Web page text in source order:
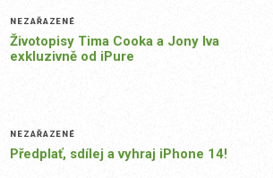
NEZAŘAZENÉ
Životopisy Tima Cooka a Jony Iva
exkluzivně od iPure
NEZAŘAZENÉ
Předplať, sdílej a vyhraj iPhone 14!